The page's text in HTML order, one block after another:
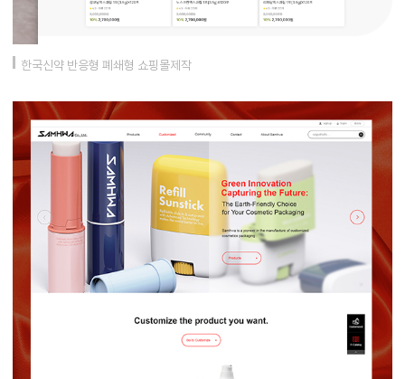
한국신약 반응형 폐쇄형 쇼핑몰제작